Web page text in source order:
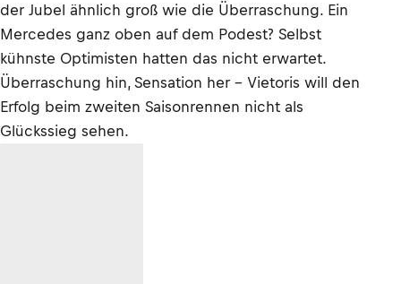
der Jubel ähnlich groß wie die Überraschung. Ein
Mercedes ganz oben auf dem Podest? Selbst
kühnste Optimisten hatten das nicht erwartet.
Überraschung hin, Sensation her – Vietoris will den
Erfolg beim zweiten Saisonrennen nicht als
Glückssieg sehen.